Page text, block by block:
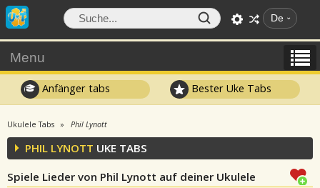
De
Menu
Anfänger tabs Bester Uke Tabs
Ukulele Tabs Phil Lynott
PHIL LYNOTT UKE TABS
Spiele Lieder von Phil Lynott auf deiner Ukulele